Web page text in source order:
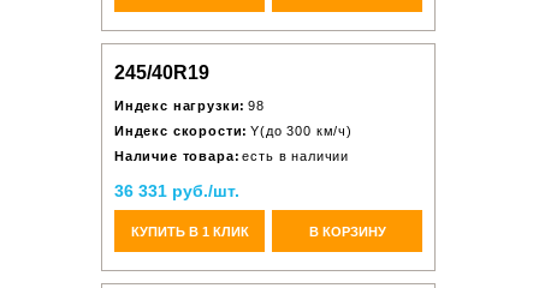
245/40R19
Индекс нагрузки: 98
Индекс скорости: Y(до 300 км/ч)
Наличие товара: есть в наличии
36 331 руб./шт.
КУПИТЬ В 1 КЛИК В КОРЗИНУ